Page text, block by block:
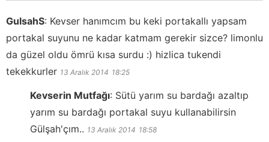
GulsahS: Kevser hanımcım bu keki portakallı yapsam
portakal suyunu ne kadar katmam gerekir sizce? limonlu
da güzel oldu ömrü kısa surdu :) hizlica tukendi
tekekkurler 13 Aralık 2014 18:25
Kevserin Mutfağı: Sütü yarım su bardağı azaltıp
yarım su bardağı portakal suyu kullanabilirsin
Gülşah'çım.. 13 Aralık 2014 18:58